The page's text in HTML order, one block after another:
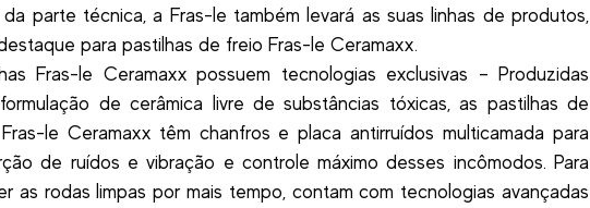
da parte técnica, a Fras-le também levará as suas linhas de produtos,
para pastilhas de freio Fras-le Ceramaxx.
Fras-le Ceramaxx possuem tecnologias exclusivas – Produzidas
de cerâmica livre de substâncias tóxicas, as pastilhas de
le Ceramaxx têm chanfros e placa antirruídos multicamada para
de ruídos e vibração e controle máximo desses incômodos. Para
as rodas limpas por mais tempo, contam com tecnologias avançadas